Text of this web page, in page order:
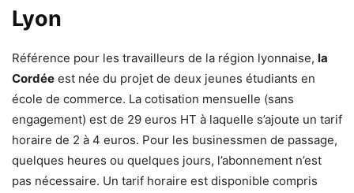
Lyon
Référence pour les travailleurs de la région lyonnaise, la
Cordée est née du projet de deux jeunes étudiants en
école de commerce. La cotisation mensuelle (sans
engagement) est de 29 euros HT à laquelle s’ajoute un tarif
horaire de 2 à 4 euros. Pour les businessmen de passage,
quelques heures ou quelques jours, l’abonnement n’est
pas nécessaire. Un tarif horaire est disponible compris